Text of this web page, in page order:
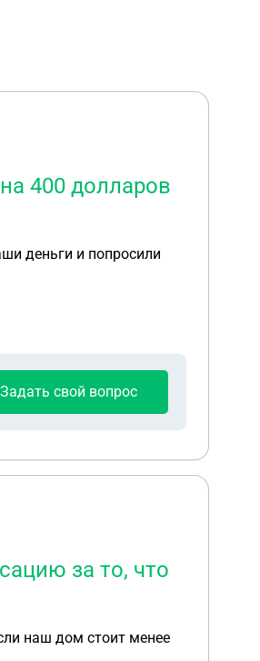
400 долларов
деньги и попросили
Задать свой вопрос
за то, что
наш дом стоит менее